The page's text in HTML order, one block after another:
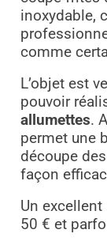
inoxydable,
comme
L’objet est
pouvoir
allumettes.
permet une
découpe
façon
Un
50 € et